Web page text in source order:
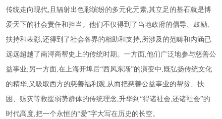
传统走向现代,且辐射出色彩缤纷的多元化元素,其立足的基石就是博
爱天下的社会责任和担当。他们不仅得到了当地政府的倡导、鼓励、
扶持和表彰,还得到了社会各界的相助和支持,所涉及的范畴和内涵已
远远超越了南浔商帮史上的传统时期。一方面,他们广泛地参与慈善公
益事业;另一方面,在上海开埠后“西风东渐”的演变中,既弘扬传统文化
的精华,又吸取西方的慈善福利观,从而把慈善公益事业的帮贫、扶
困、赈灾等救援弱势群体的传统理念,升华到“得诸社会,还诸社会”的
时代高度,把一个永恒的“爱”字大写在历史的长空。